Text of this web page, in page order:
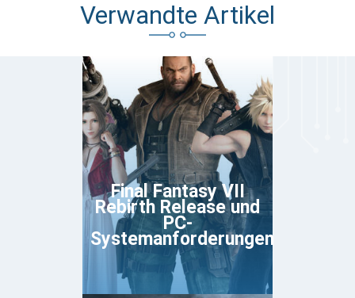
Verwandte Artikel
Final Fantasy VII
Rebirth Release und
PC-
Systemanforderungen